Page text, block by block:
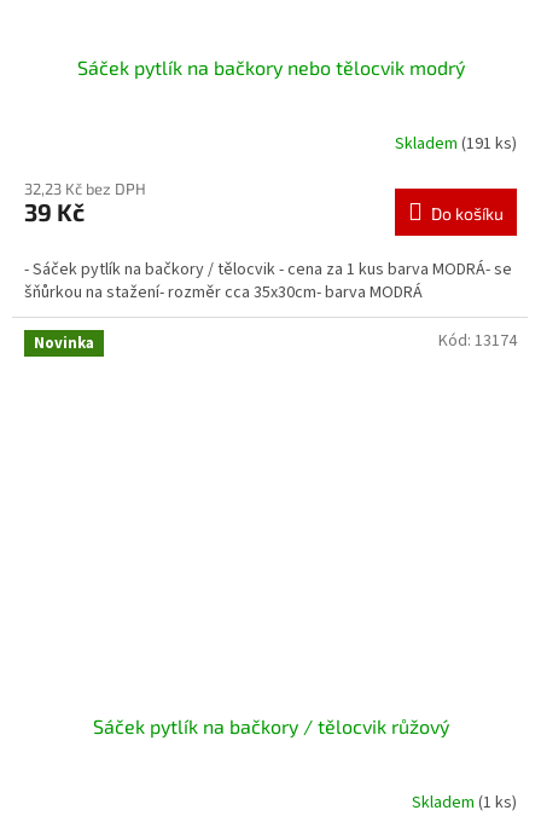
Sáček pytlík na bačkory nebo tělocvik modrý
Skladem (191 ks)
32,23 Kč bez DPH
39 Kč Do košíku
- Sáček pytlík na bačkory / tělocvik - cena za 1 kus barva MODRÁ- se
šňůrkou na stažení- rozměr cca 35x30cm- barva MODRÁ
Novinka
Sáček pytlík na bačkory / tělocvik růžový
Skladem (1 ks)
Kód: 13174